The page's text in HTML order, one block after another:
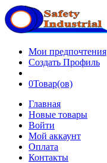
Мои предпочтения
Создать Профиль
0Товар(ов)
Главная
Новые товары
Войти
Мой аккаунт
Оплата
Контакты